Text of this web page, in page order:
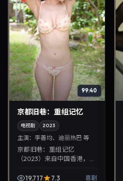
99:40
京都旧巷：重组记忆
电视剧 2023
主演： 李善均、迪丽热巴 等
京都旧巷：重组记忆
（2023）来自中国香港，类
善均、迪丽热巴等参与演
19,717 7.3 喜剧